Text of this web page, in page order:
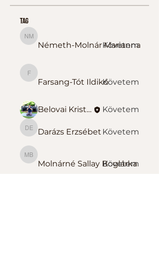
tag
Németh-Molnár Marianna
Németh-Molnár Marianna
Követem
Farsang-Tót Ildikó
Farsang-Tót IldikóKövetem
Belovai Kristóf Sportedző Követem
Darázs Erzsébet
Darázs Erzsébet Követem
Molnárné Sallay Boglárka
Molnárné Sallay Boglárka
Követem